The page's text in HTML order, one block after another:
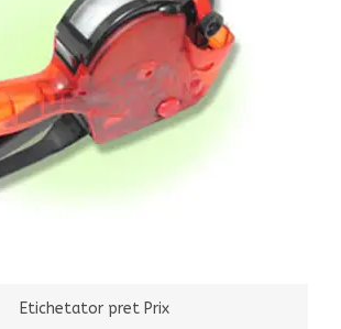
Etichetator pret Prix